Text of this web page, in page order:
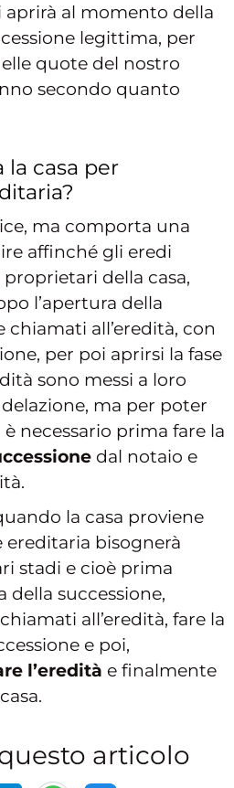
al momento della
legittima, per
quote del nostro
secondo quanto
la casa per
ma comporta una
affinché gli eredi
della casa,
l’apertura della
chiamati all’eredità, con
per poi aprirsi la fase
sono messi a loro
ma per poter
necessario prima fare la
dal notaio e
la casa proviene
ereditaria bisognerà
stadi e cioè prima
della successione,
all’eredità, fare la
e poi,
l’eredità e finalmente
articolo